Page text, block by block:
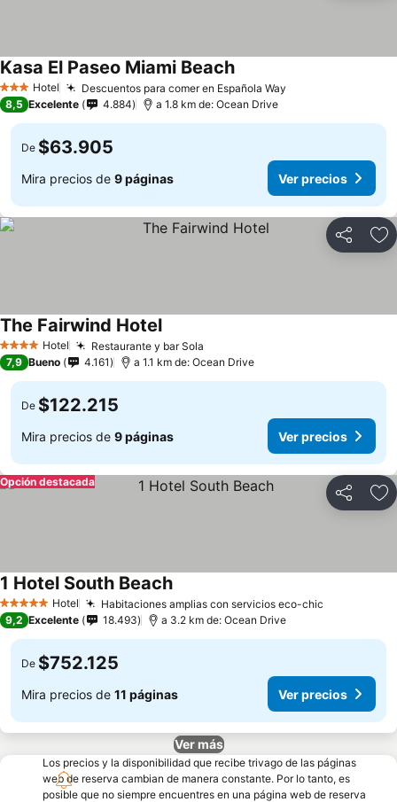
3 Estrellas
Hotel Descuentos para comer en Española Way
Kasa El Paseo Miami Beach
8,5 Excelente 4.884 a 1.8 km de: Ocean Drive
De $63.905
Mira precios de 9 páginas Ver precios
Compartir
4 EstrellasHotel Restaurante y bar Sola
The Fairwind Hotel
7,9 Bueno 4.161 a 1.1 km de: Ocean Drive
De $122.215
Mira precios de 9 páginas Ver precios
Compartir
Opción destacada
5 Estrellas Hotel Habitaciones amplias con servicios eco-chic
1 Hotel South Beach
9,2 Excelente 18.493 a 3.2 km de: Ocean Drive
De $752.125
Mira precios de 11 páginas Ver precios
Ver más
Los precios y la disponibilidad que recibe trivago de las páginas
web de reserva cambian de manera constante. Por lo tanto, es
posible que no siempre encuentres en una página web de reserva